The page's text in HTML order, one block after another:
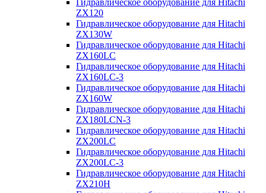
Гидравлическое оборудование для Hitachi
ZX120
Гидравлическое оборудование для Hitachi
ZX130W
Гидравлическое оборудование для Hitachi
ZX160LC
Гидравлическое оборудование для Hitachi
ZX160LC-3
Гидравлическое оборудование для Hitachi
ZX160W
Гидравлическое оборудование для Hitachi
ZX180LCN-3
Гидравлическое оборудование для Hitachi
ZX200LC
Гидравлическое оборудование для Hitachi
ZX200LC-3
Гидравлическое оборудование для Hitachi
ZX210H